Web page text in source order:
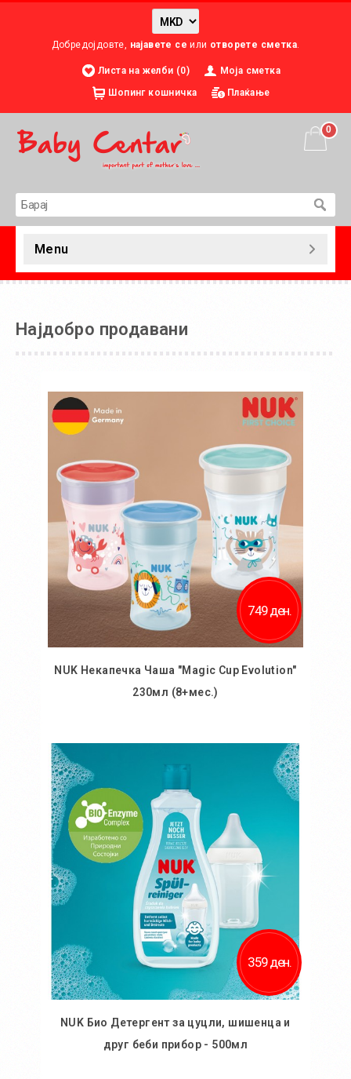
Добредојдовте, најавете се или отворете сметка.
Листа на желби (0)
Моја сметка
Шопинг кошничка
Плаќање
0
Menu
Најдобро продавани
749 ден.
NUK Некапечка Чаша "Magic Cup Evolution"
230мл (8+мес.)
Во кошничка
359 ден.
NUK Био Детергент за цуцли, шишенца и
друг беби прибор - 500мл